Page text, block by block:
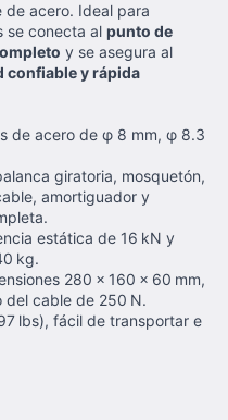
acero. Ideal para
se conecta al punto de
y se asegura al
confiable y rápida
de acero de φ 8 mm, φ 8.3
giratoria, mosquetón,
amortiguador y
estática de 16 kN y
kg.
280 × 160 × 60 mm,
del cable de 250 N.
lbs), fácil de transportar e